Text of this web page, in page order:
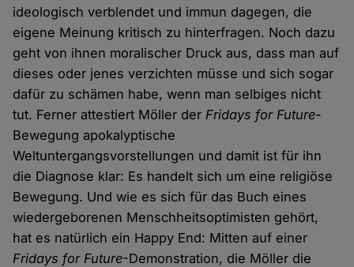
ideologisch verblendet und immun dagegen, die
eigene Meinung kritisch zu hinterfragen. Noch dazu
geht von ihnen moralischer Druck aus, dass man auf
dieses oder jenes verzichten müsse und sich sogar
dafür zu schämen habe, wenn man selbiges nicht
tut. Ferner attestiert Möller der Fridays for Future-
Bewegung apokalyptische
Weltuntergangsvorstellungen und damit ist für ihn
die Diagnose klar: Es handelt sich um eine religiöse
Bewegung. Und wie es sich für das Buch eines
wiedergeborenen Menschheitsoptimisten gehört,
hat es natürlich ein Happy End: Mitten auf einer
Fridays for Future-Demonstration, die Möller die